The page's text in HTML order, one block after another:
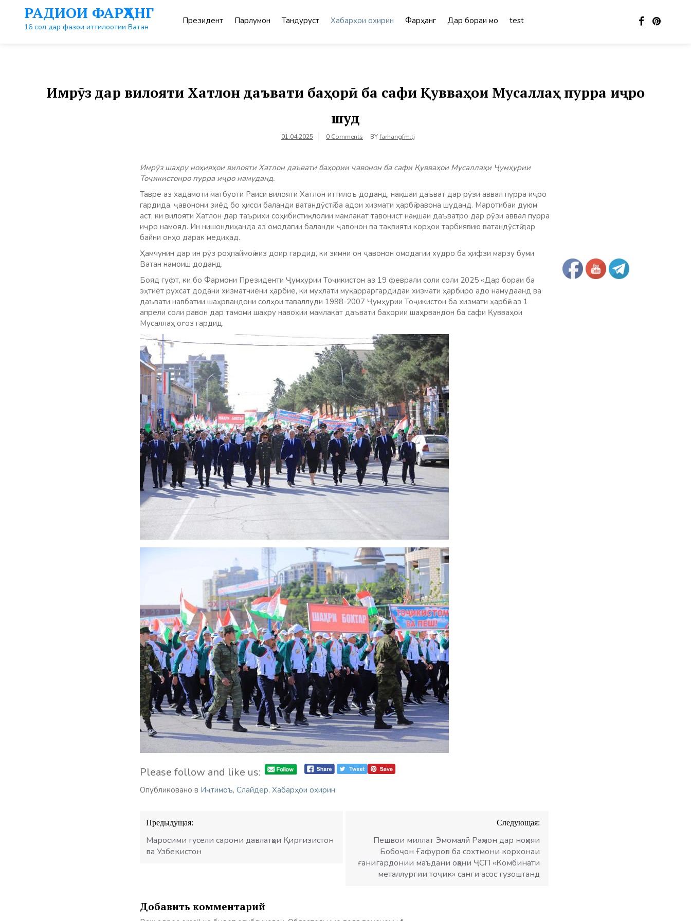
контенту
РАДИОИ ФАРҲАНГ
16 сол дар фазои иттилоотии Ватан
Президент Парлумон Тандурустӣ Хабарҳои охирин Фарҳанг Дар бораи мо test
Имрӯз дар вилояти Хатлон даъвати баҳорӣ ба сафи Қувваҳои Мусаллаҳ пурра иҷро
шуд
01.04.2025 0 Comments BYfarhangfm.tj
Имрӯз шаҳру ноҳияҳои вилояти Хатлон даъвати баҳории ҷавонон ба сафи Қувваҳои Мусаллаҳи Ҷумҳурии
Тоҷикистонро пурра иҷро намуданд.
Тавре аз хадамоти матбуоти Раиси вилояти Хатлон иттилоъ доданд, нақшаи даъват дар рӯзи аввал пурра иҷро
гардида, ҷавонони зиёд бо ҳисси баланди ватандӯстӣ ба адои хизмати ҳарбӣ равона шуданд. Маротибаи дуюм
аст, ки вилояти Хатлон дар таърихи соҳибистиқлолии мамлакат тавонист нақшаи даъватро дар рӯзи аввал пурра
иҷро намояд. Ин нишондиҳанда аз омодагии баланди ҷавонон ва тақвияти корҳои тарбиявию ватандӯстӣ дар
байни онҳо дарак медиҳад.
Ҳамчунин дар ин рӯз роҳпаймоӣ низ доир гардид, ки зимни он ҷавонон омодагии худро ба ҳифзи марзу буми
Ватан намоиш доданд.
Бояд гуфт, ки бо Фармони Президенти Ҷумҳурии Тоҷикистон аз 19 феврали соли соли 2025 «Дар бораи ба
эҳтиёт рухсат додани хизматчиёни ҳарбие, ки муҳлати муқарраргардидаи хизмати ҳарбиро адо намудаанд ва
даъвати навбатии шаҳрвандони солҳои таваллуди 1998-2007 Ҷумҳурии Тоҷикистон ба хизмати ҳарбӣ» аз 1
апрели соли равон дар тамоми шаҳру навоҳии мамлакат даъвати баҳории шаҳрвандон ба сафи Қувваҳои
Мусаллаҳ оғоз гардид.
Please follow and like us:
Опубликовано в Иҷтимоъ, Слайдер, Хабарҳои охирин
Навигация
по
записям
Предыдущая:
Маросими гусели сарони давлатҳои Қирғизистон
ва Узбекистон
Следующая:
Пешвои миллат Эмомалӣ Раҳмон дар ноҳияи
Бобоҷон Ғафуров ба сохтмони корхонаи
ғанигардонии маъдани оҳани ҶСП «Комбинати
металлургии тоҷик» санги асос гузоштанд
Добавить комментарий